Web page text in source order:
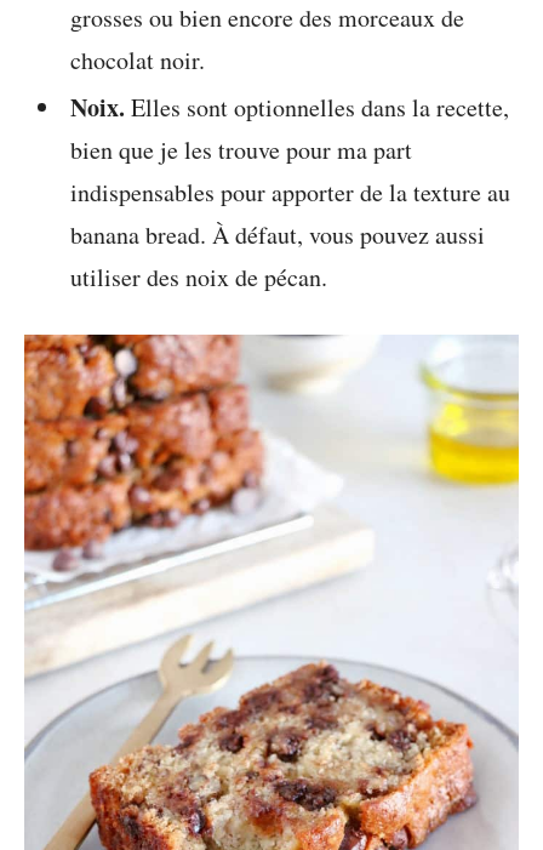
grosses ou bien encore des morceaux de
chocolat noir.
Noix. Elles sont optionnelles dans la recette,
bien que je les trouve pour ma part
indispensables pour apporter de la texture au
banana bread. À défaut, vous pouvez aussi
utiliser des noix de pécan.